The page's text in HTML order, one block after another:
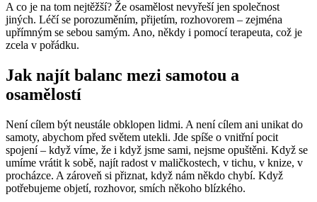
A co je na tom nejtěžší? Že osamělost nevyřeší jen společnost
jiných. Léčí se porozuměním, přijetím, rozhovorem – zejména
upřímným se sebou samým. Ano, někdy i pomocí terapeuta, což je
zcela v pořádku.
Jak najít balanc mezi samotou a
osamělostí
Není cílem být neustále obklopen lidmi. A není cílem ani unikat do
samoty, abychom před světem utekli. Jde spíše o vnitřní pocit
spojení – když víme, že i když jsme sami, nejsme opuštěni. Když se
umíme vrátit k sobě, najít radost v maličkostech, v tichu, v knize, v
procházce. A zároveň si přiznat, když nám někdo chybí. Když
potřebujeme objetí, rozhovor, smích někoho blízkého.